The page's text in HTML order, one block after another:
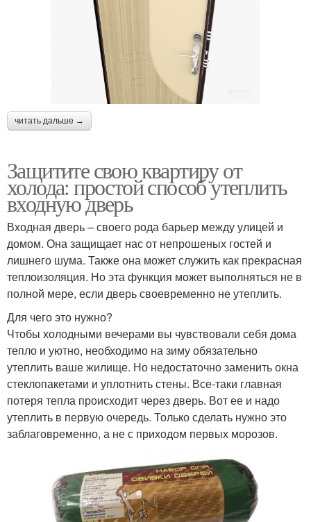
читать дальше →
Защитите свою квартиру от
холода: простой способ утеплить
входную дверь
Входная дверь – своего рода барьер между улицей и
домом. Она защищает нас от непрошеных гостей и
лишнего шума. Также она может служить как прекрасная
теплоизоляция. Но эта функция может выполняться не в
полной мере, если дверь своевременно не утеплить.
Для чего это нужно?
Чтобы холодными вечерами вы чувствовали себя дома
тепло и уютно, необходимо на зиму обязательно
утеплить ваше жилище. Но недостаточно заменить окна
стеклопакетами и уплотнить стены. Все-таки главная
потеря тепла происходит через дверь. Вот ее и надо
утеплить в первую очередь. Только сделать нужно это
заблаговременно, а не с приходом первых морозов.